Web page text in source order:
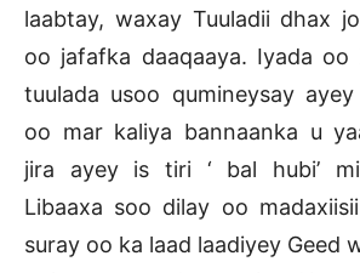
laabtay, waxay Tuuladii dhax
oo jafafka daaqaaya. Iyada oo
tuulada usoo qumineysay
oo mar kaliya bannaanka u
jira ayey is tiri ‘ bal hubi’
Libaaxa soo dilay oo
suray oo ka laad laadiyey Geed